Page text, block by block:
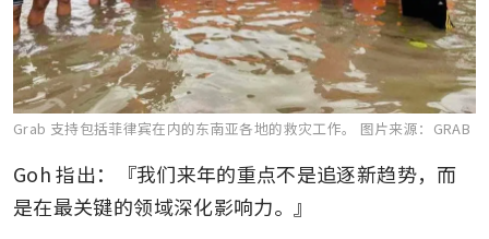
Grab 支持包括菲律宾在内的东南亚各地的救灾工作。 图片来源：GRAB
Goh 指出：『我们来年的重点不是追逐新趋势，而
是在最关键的领域深化影响力。』